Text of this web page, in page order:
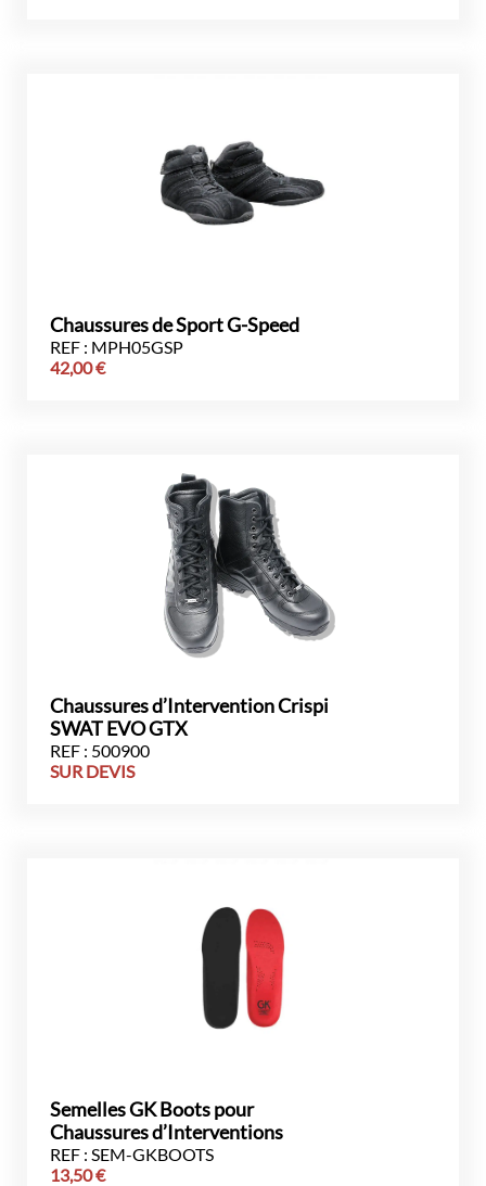
Chaussures de Sport G-Speed
REF : MPH05GSP
42,00€
Chaussures d’Intervention Crispi
SWAT EVO GTX
REF : 500900
SUR DEVIS
Semelles GK Boots pour
Chaussures d’Interventions
REF : SEM-GKBOOTS
13,50€